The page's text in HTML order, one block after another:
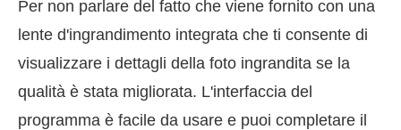
Per non parlare del fatto che viene fornito con una
lente d'ingrandimento integrata che ti consente di
visualizzare i dettagli della foto ingrandita se la
qualità è stata migliorata. L'interfaccia del
programma è facile da usare e puoi completare il